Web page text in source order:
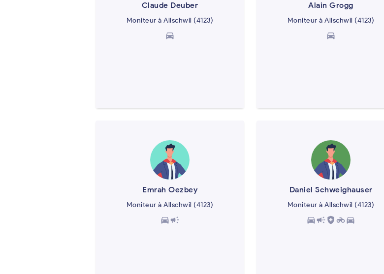
Claude Deuber
Moniteur à Allschwil (4123)
directions_car
Alain Grogg
Moniteur à Allschwil (4123)
directions_car
Emrah Oezbey
Moniteur à Allschwil (4123)
directions_carcampaign
Daniel Schweighauser
Moniteur à Allschwil (4123)
directions_carcampaign health_and_safety motorcycledirections_car